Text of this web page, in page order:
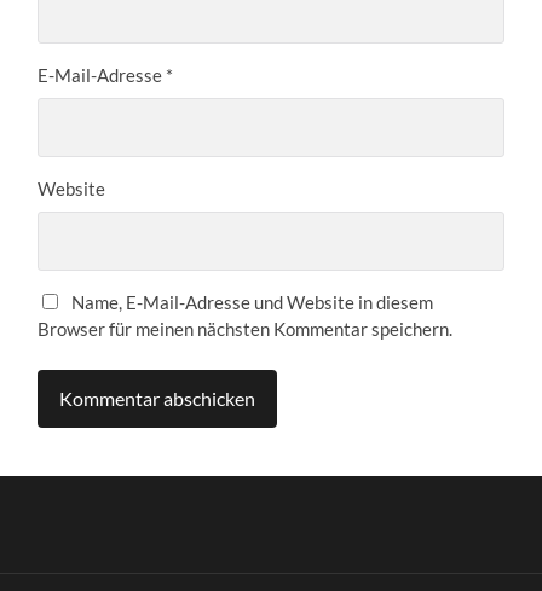
E-Mail-Adresse *
Website
Name, E-Mail-Adresse und Website in diesem
Browser für meinen nächsten Kommentar speichern.